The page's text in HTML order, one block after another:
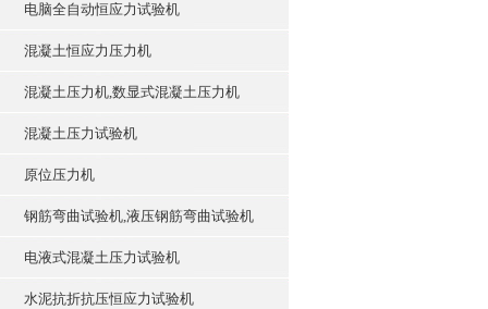
电脑全自动恒应力试验机
混凝土恒应力压力机
混凝土压力机,数显式混凝土压力机
混凝土压力试验机
原位压力机
钢筋弯曲试验机,液压钢筋弯曲试验机
电液式混凝土压力试验机
水泥抗折抗压恒应力试验机